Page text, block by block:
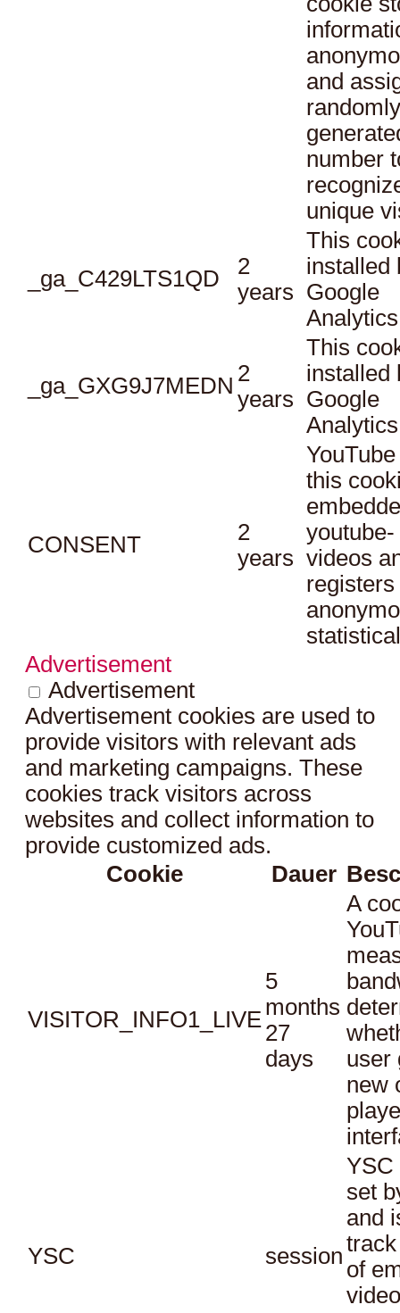
and
randomly
number
unique
_ga_C429LTS1QD
2
years
This
installed
Google
_ga_GXG9J7MEDN 2
years
This
installed
Google
CONSENT
2
years
this
youtube-
videos
registers
Advertisement
Advertisement
Advertisement cookies are used to
provide visitors with relevant ads
and marketing campaigns. These
cookies track visitors across
websites and collect information to
provide customized ads.
Cookie
Dauer
VISITOR_INFO1_LIVE
5
months
27
days
A
user
new
YSC session
YSC
set
and
of